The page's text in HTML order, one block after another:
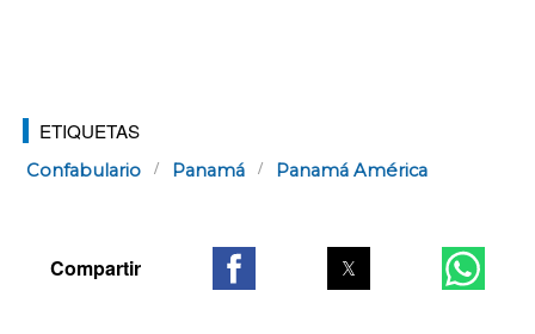
ETIQUETAS
Confabulario Panamá Panamá América